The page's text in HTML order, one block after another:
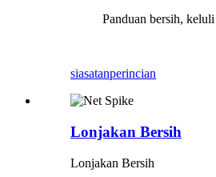
Panduan bersih,
siasatanperincian
Lonjakan Bersih
Lonjakan Bersih